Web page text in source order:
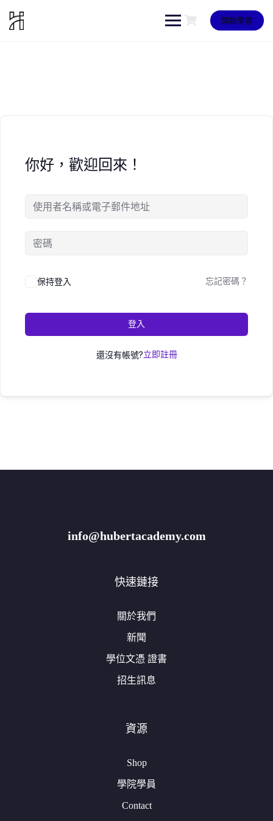
content
開始學習
你好，歡迎回來！
保持登入 忘記密碼？
登入
還沒有帳號?立即註冊
info@hubertacademy.com
快速鏈接
關於我們
新聞
學位文憑 證書
招生訊息
資源
Shop
學院學員
Contact